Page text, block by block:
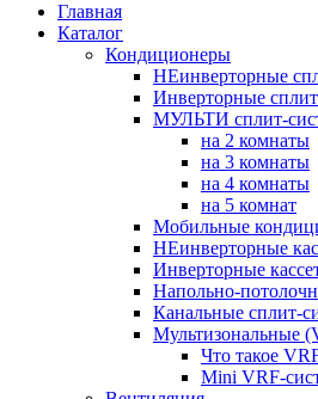
Главная
Каталог
Кондиционеры
НЕинверторные
Инверторные
МУЛЬТИ сплит-
на 2 комнаты
на 3 комнаты
на 4 комнаты
на 5 комнат
Мобильные
НЕинверторные
Инверторные
Напольно-
Канальные сплит-
Мультизональные
Что такое
Mini VRF-